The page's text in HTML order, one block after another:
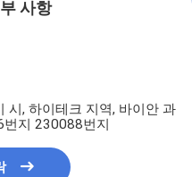
사항
시, 하이테크 지역, 바이안 과
번지 230088번지